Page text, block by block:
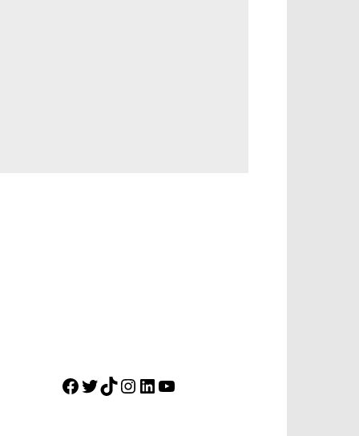
Facebook
Twitter
TikTok
Instagram
LinkedIn
YouTube